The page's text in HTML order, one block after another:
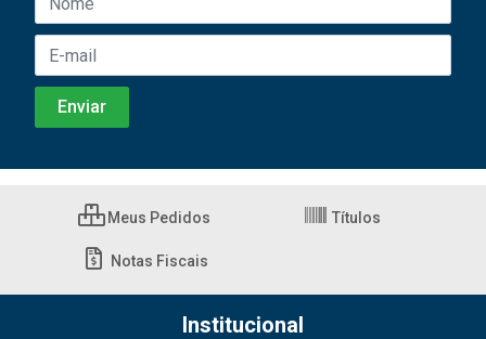
Meus Pedidos Títulos
Notas Fiscais
Institucional